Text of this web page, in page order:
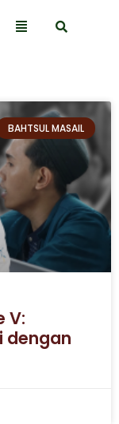
BAHTSUL MASAIL
V:
dengan